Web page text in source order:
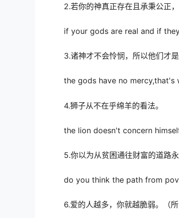
2.若你的神真正存在且承秉公正，
if your gods are real and if they
3.诸神才不会怜悯，所以他们才是
the gods have no mercy,that's
4.狮子从不在乎绵羊的看法。
the lion doesn't concern
5.你以为从贫困通往财富的道路永
do you think the path from
6.爱的人越多，你就越脆弱。（所